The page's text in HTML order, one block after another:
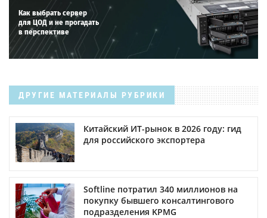
Как выбрать сервер
для ЦОД и не прогадать
в перспективе
ДРУГИЕ МАТЕРИАЛЫ РУБРИКИ
Китайский ИТ-рынок в 2026 году: гид
для российского экспортера
Softline потратил 340 миллионов на
покупку бывшего консалтингового
подразделения KPMG